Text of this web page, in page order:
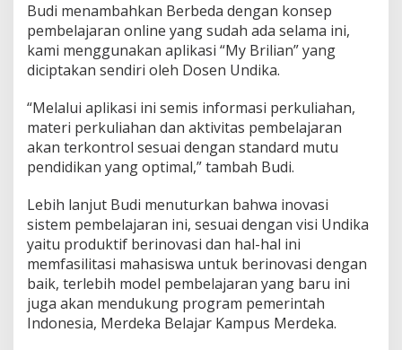
e
a
r
n
i
g
Budi menambahkan Berbeda dengan konsep
pembelajaran online yang sudah ada selama ini,
kami menggunakan aplikasi “My Brilian” yang
diciptakan sendiri oleh Dosen Undika.
“Melalui aplikasi ini semis informasi perkuliahan,
materi perkuliahan dan aktivitas pembelajaran
akan terkontrol sesuai dengan standard mutu
pendidikan yang optimal,” tambah Budi.
Lebih lanjut Budi menuturkan bahwa inovasi
sistem pembelajaran ini, sesuai dengan visi Undika
yaitu produktif berinovasi dan hal-hal ini
memfasilitasi mahasiswa untuk berinovasi dengan
baik, terlebih model pembelajaran yang baru ini
juga akan mendukung program pemerintah
Indonesia, Merdeka Belajar Kampus Merdeka.